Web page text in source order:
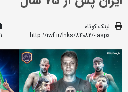
لینک کوتاه:
http://iwf.ir/lnks/84082/-.aspx